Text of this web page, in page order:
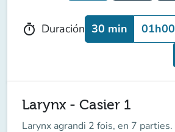
timer Duración 30 min 01h00
Larynx - Casier 1
Larynx agrandi 2 fois, en 7 parties.